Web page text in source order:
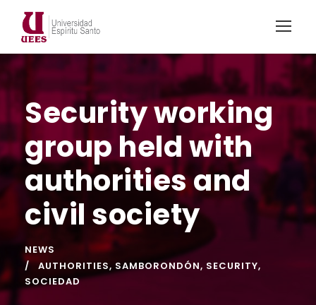
Security working
group held with
authorities and
civil society
NEWS
AUTHORITIES, SAMBORONDÓN, SECURITY,
SOCIEDAD